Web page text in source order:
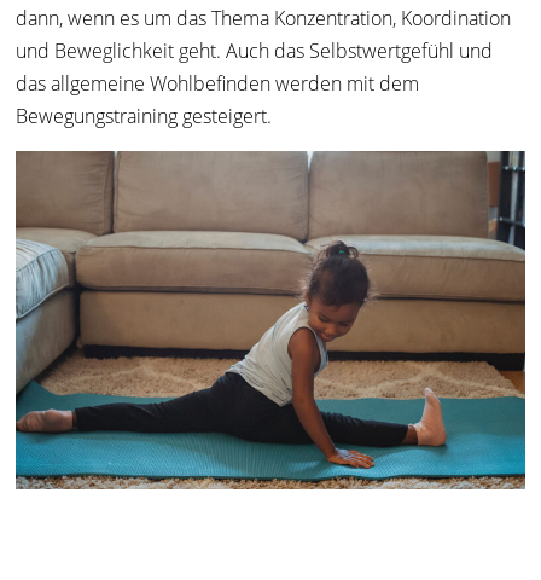
dann, wenn es um das Thema Konzentration, Koordination
und Beweglichkeit geht. Auch das Selbstwertgefühl und
das allgemeine Wohlbefinden werden mit dem
Bewegungstraining gesteigert.